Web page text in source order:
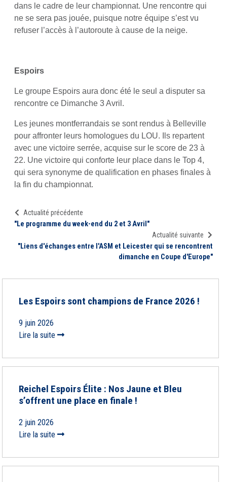
dans le cadre de leur championnat. Une rencontre qui
ne se sera pas jouée, puisque notre équipe s’est vu
refuser l’accès à l’autoroute à cause de la neige.
Espoirs
Le groupe Espoirs aura donc été le seul a disputer sa
rencontre ce Dimanche 3 Avril.
Les jeunes montferrandais se sont rendus à Belleville
pour affronter leurs homologues du LOU. Ils repartent
avec une victoire serrée, acquise sur le score de 23 à
22. Une victoire qui conforte leur place dans le Top 4,
qui sera synonyme de qualification en phases finales à
la fin du championnat.
Actualité précédente
"Le programme du week-end du 2 et 3 Avril"
Actualité suivante
"Liens d'échanges entre l'ASM et Leicester qui se rencontrent
dimanche en Coupe d'Europe"
Les Espoirs sont champions de France 2026 !
9 juin 2026
Lire la suite
Reichel Espoirs Élite : Nos Jaune et Bleu
s’offrent une place en finale !
2 juin 2026
Lire la suite